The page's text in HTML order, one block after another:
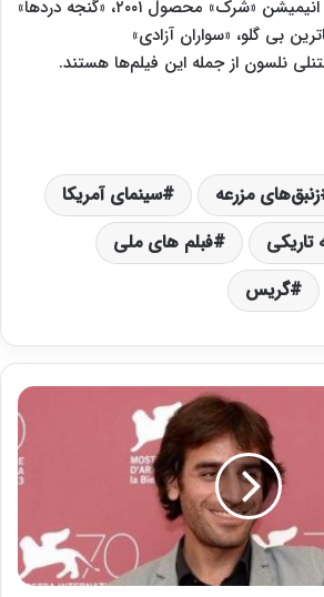
ساخته استنلی کوبریک. انیمیشن «شرک» محصول ۲۰۰۱، «گنجه دردها»
بی گلو، «سواران آزادی»
نلسون از جمله این فیلم‌ها هستند.
زنبق‌های مزرعه
سینمای آمریکا
تاریکی
فبلم های ملی
گریس